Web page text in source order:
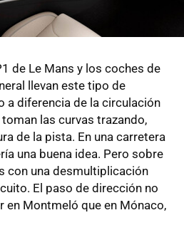
de Le Mans y los coches de
llevan este tipo de
a diferencia de la circulación
las curvas trazando,
de la pista. En una carretera
una buena idea. Pero sobre
con una desmultiplicación
El paso de dirección no
en Montmeló que en Mónaco,